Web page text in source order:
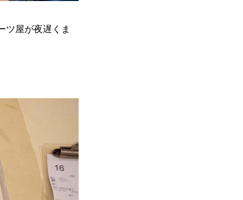
ツ屋が夜遅くま